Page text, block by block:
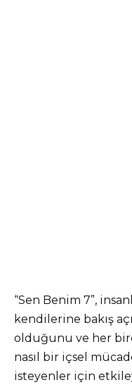
“Sen Benim 7”,
kendilerine bakış
olduğunu ve her
nasıl bir içsel
isteyenler için